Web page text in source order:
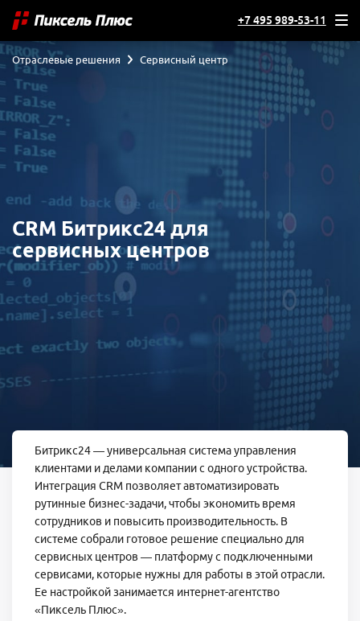
+7 495 989-53-11
CRM Битрикс24 для
сервисных центров
Отраслевые решения Сервисный центр
Битрикс24 — универсальная система управления
клиентами и делами компании с одного устройства.
Интеграция CRM позволяет автоматизировать
рутинные бизнес-задачи, чтобы экономить время
сотрудников и повысить производительность. В
системе собрали готовое решение специально для
сервисных центров — платформу с подключенными
сервисами, которые нужны для работы в этой отрасли.
Ее настройкой занимается интернет-агентство
«Пиксель Плюс».